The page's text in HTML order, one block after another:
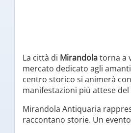
La città di Mirandolatorna a
mercato dedicato agli
centro storico si animerà
manifestazioni più attese
Mirandola Antiquaria
raccontano storie. Un